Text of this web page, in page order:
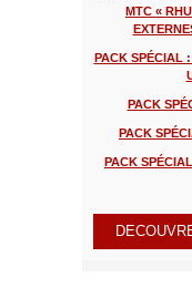
MTC «
PACK SPÉCIAL
PACK
PACK
PACK